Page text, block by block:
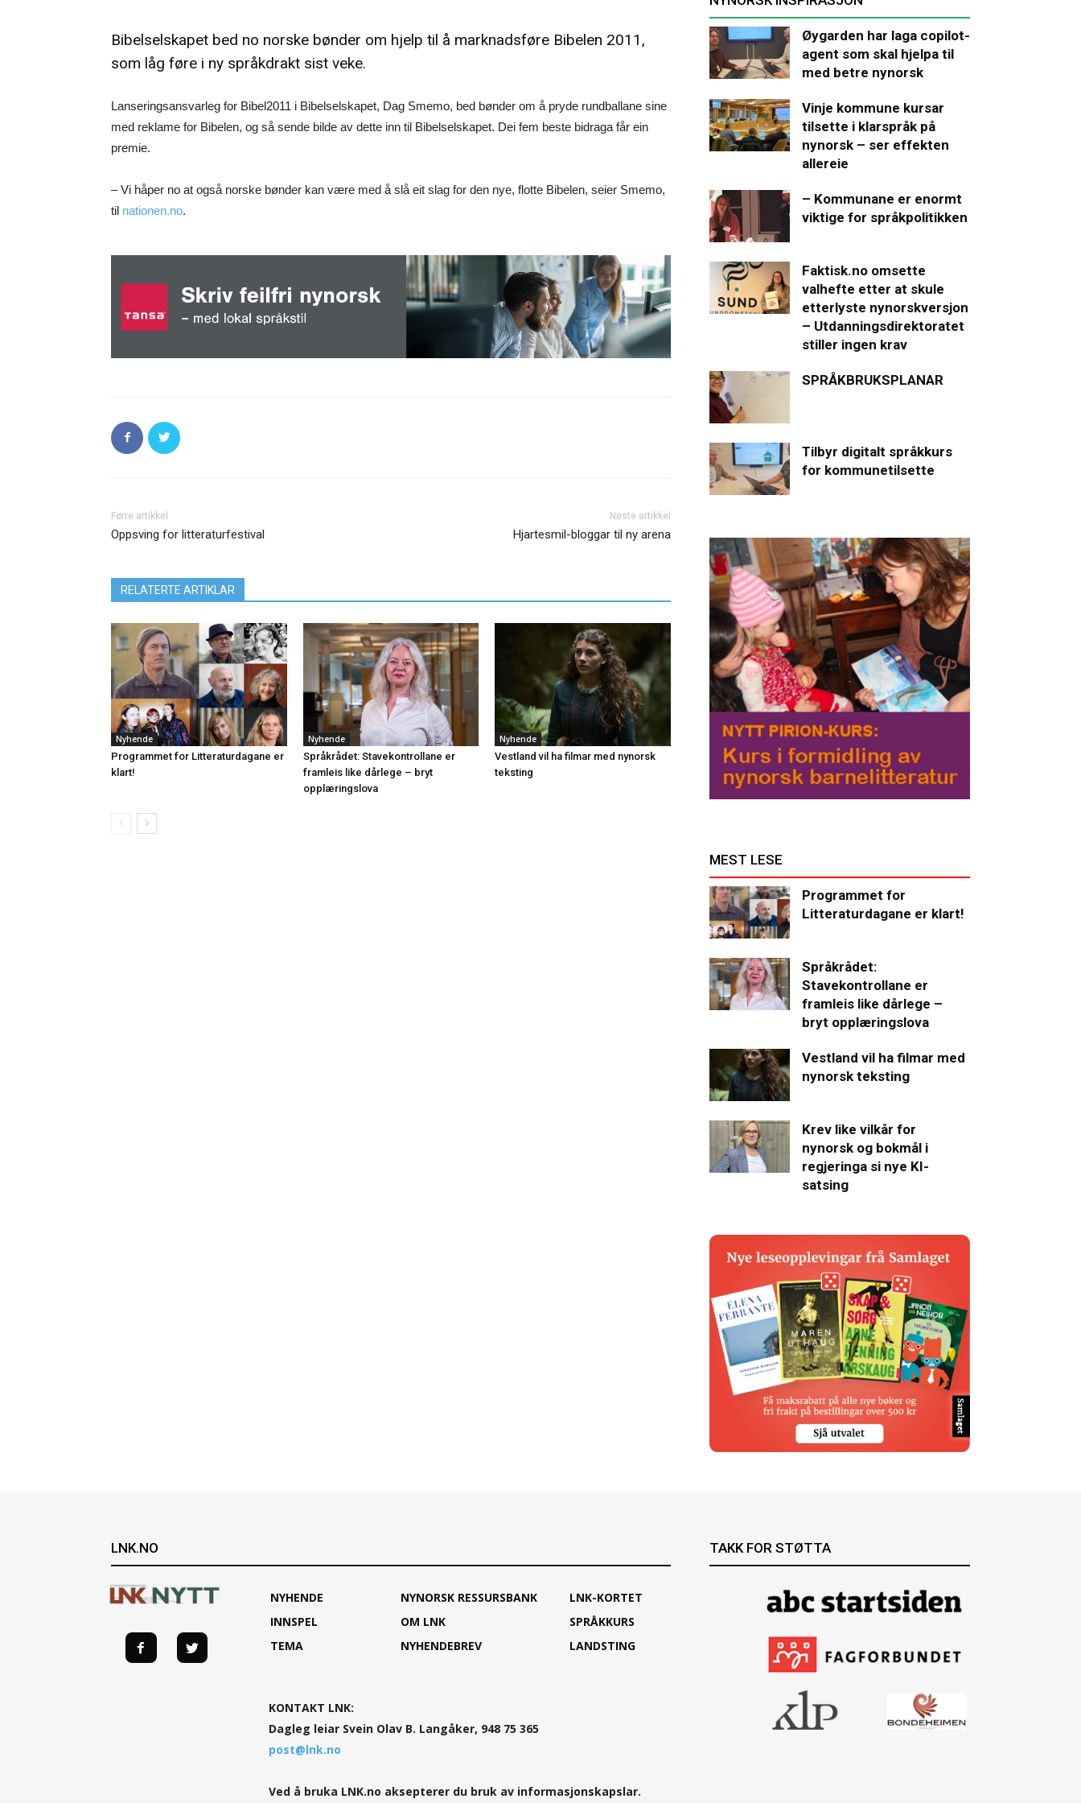
Bibelselskapet bed no norske bønder om hjelp til å marknadsføre Bibelen 2011,
som låg føre i ny språkdrakt sist veke.
Lanseringsansvarleg for Bibel2011 i Bibelselskapet, Dag Smemo, bed bønder om å pryde rundballane sine
med reklame for Bibelen, og så sende bilde av dette inn til Bibelselskapet. Dei fem beste bidraga får ein
premie.
– Vi håper no at også norske bønder kan være med å slå eit slag for den nye, flotte Bibelen, seier Smemo,
til nationen.no.
Førre artikkel
Oppsving for litteraturfestival
Neste artikkel
Hjartesmil-bloggar til ny arena
RELATERTE ARTIKLAR
Nyhende
Programmet for Litteraturdagane er
klart!
Nyhende
Språkrådet: Stavekontrollane er
framleis like dårlege – bryt
opplæringslova
Nyhende
Vestland vil ha filmar med nynorsk
teksting
Øygarden har laga copilot-
agent som skal hjelpa til
med betre nynorsk
Vinje kommune kursar
tilsette i klarspråk på
nynorsk – ser effekten
allereie
– Kommunane er enormt
viktige for språkpolitikken
Faktisk.no omsette
valhefte etter at skule
etterlyste nynorskversjon
– Utdanningsdirektoratet
stiller ingen krav
SPRÅKBRUKSPLANAR
Tilbyr digitalt språkkurs
for kommunetilsette
MEST LESE
Programmet for
Litteraturdagane er klart!
Språkrådet:
Stavekontrollane er
framleis like dårlege –
bryt opplæringslova
Vestland vil ha filmar med
nynorsk teksting
Krev like vilkår for
nynorsk og bokmål i
regjeringa si nye KI-
satsing
LNK.NO
NYHENDE
INNSPEL
TEMA
NYNORSK RESSURSBANK
OM LNK
NYHENDEBREV
LNK-KORTET
SPRÅKKURS
LANDSTING
KONTAKT LNK:
Dagleg leiar Svein Olav B. Langåker, 948 75 365
post@lnk.no
Ved å bruka LNK.no aksepterer du bruk av informasjonskapslar.
TAKK FOR STØTTA